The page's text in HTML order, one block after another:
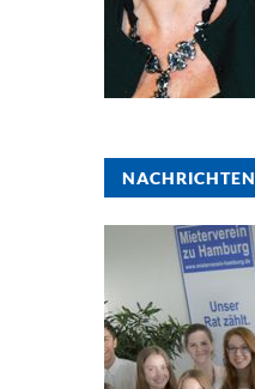
NACHRICHTEN